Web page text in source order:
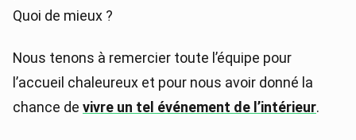
Quoi de mieux ?
Nous tenons à remercier toute l’équipe pour
l’accueil chaleureux et pour nous avoir donné la
chance de vivre un tel événement de l’intérieur.